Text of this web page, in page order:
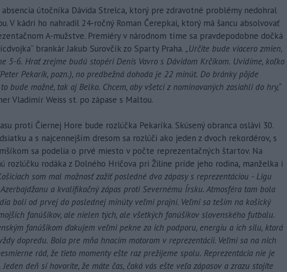
útočníka Dávida Strelca, ktorý pre zdravotné problémy nedohral
V kádri ho nahradil 24-ročný Roman Čerepkai, ktorý má šancu absolvovať
A-mužstve. Premiéry v národnom tíme sa pravdepodobne dočká
brankár Jakub Surovčík zo Sparty Praha. „Určite bude viacero zmien,
5-6. Hrať zrejme budú stopéri Denis Vavro s Dávidom Krčíkom. Uvidíme, koľko
Pekarík, pozn.), no predbežná dohoda je 22 minút. Do bránky pôjde
bude možné, tak aj Belko. Chcem, aby všetci z nominovaných zasiahli do hry,“
Vladimír Weiss st. po zápase s Maltou.
proti Čiernej Hore bude rozlúčka Pekaríka. Skúsený obranca oslávi 30.
a s najcennejším dresom sa rozlúči ako jeden z dvoch rekordérov, s
sa podelia o prvé miesto v počte reprezentačných štartov. Na
rozlúčku rodáka z Dolného Hričova pri Žiline príde jeho rodina, manželka i
som mal možnosť zažiť posledné dva zápasy s reprezentáciou - Ligu
a kvalifikačný zápas proti Severnému Írsku. Atmosféra tam bola
boli od prvej do poslednej minúty veľmi prajní. Veľmi sa teším na košický
fanúšikov, ale nielen tých, ale všetkých fanúšikov slovenského futbalu.
fanúšikom ďakujem veľmi pekne za ich podporu, energiu a ich silu, ktorá
dopredu. Bola pre mňa hnacím motorom v reprezentácii. Veľmi sa na nich
rád, že tieto momenty ešte raz prežijeme spolu. Reprezentácia nie je
Jeden deň si hovoríte, že máte čas, čaká vás ešte veľa zápasov a zrazu stojíte